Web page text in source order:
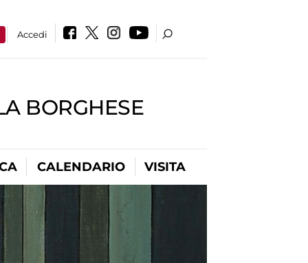
Accedi
BORGHESE
CALENDARIO VISITA